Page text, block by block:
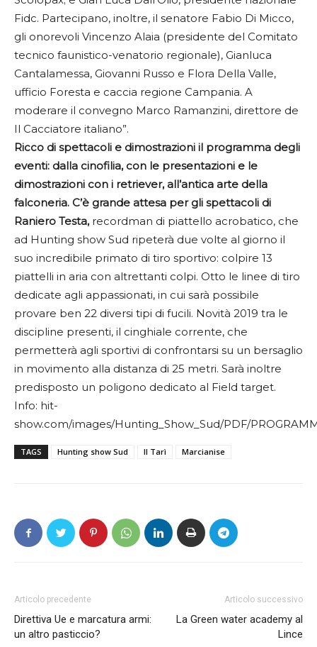
Fidc. Partecipano, inoltre, il senatore Fabio Di Micco,
gli onorevoli Vincenzo Alaia (presidente del Comitato
tecnico faunistico-venatorio regionale), Gianluca
Cantalamessa, Giovanni Russo e Flora Della Valle,
ufficio Foresta e caccia regione Campania. A
moderare il convegno Marco Ramanzini, direttore de
Il Cacciatore italiano”.
Ricco di spettacoli e dimostrazioni il programma degli
eventi: dalla cinofilia, con le presentazioni e le
dimostrazioni con i retriever, all’antica arte della
falconeria. C’è grande attesa per gli spettacoli di
Raniero Testa,recordman di piattello acrobatico, che
ad Hunting show Sud ripeterà due volte al giorno il
suo incredibile primato di tiro sportivo: colpire 13
piattelli in aria con altrettanti colpi. Otto le linee di tiro
dedicate agli appassionati, in cui sarà possibile
provare ben 22 diversi tipi di fucili. Novità 2019 tra le
discipline presenti, il cinghiale corrente, che
permetterà agli sportivi di confrontarsi su un bersaglio
in movimento alla distanza di 25 metri. Sarà inoltre
predisposto un poligono dedicato al Field target.
Info: hit-
show.com/images/Hunting_Show_Sud/PDF/
TAGS Hunting show Sud Il Tarì Marcianise
Articolo precedente
Direttiva Ue e marcatura armi:
un altro pasticcio?
Articolo successivo
La Green water academy al
Lince